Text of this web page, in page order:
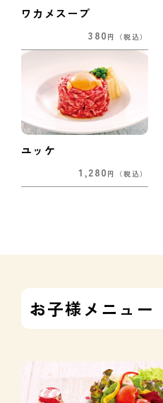
ワカメスープ
380 円 （税込）
ユッケ
1,280 円 （税込）
お子様メニュー